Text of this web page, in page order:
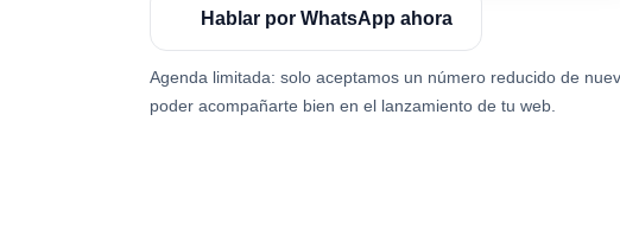
Hablar por WhatsApp ahora
Agenda limitada: solo aceptamos un número reducido de
poder acompañarte bien en el lanzamiento de tu web.